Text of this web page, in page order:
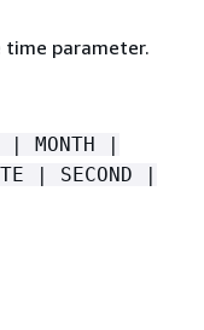
parameter.
| MONTH |
| SECOND |